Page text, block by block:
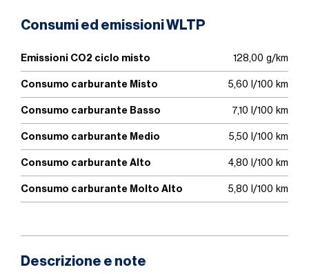
Consumi ed emissioni WLTP
Emissioni CO2 ciclo misto 128,00 g/km
Consumo carburante Misto 5,60 l/100 km
Consumo carburante Basso 7,10 l/100 km
Consumo carburante Medio 5,50 l/100 km
Consumo carburante Alto 4,80 l/100 km
Consumo carburante Molto Alto 5,80 l/100 km
Descrizione e note